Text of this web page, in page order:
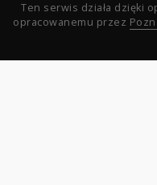
Ten serwis działa dzięki
opracowanemu przez